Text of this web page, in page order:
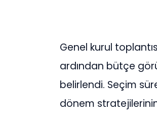
Genel kurul
ardından bütçe
belirlendi. Seçim
dönem